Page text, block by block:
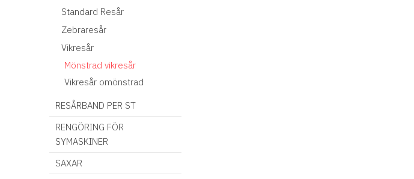
Standard Resår
Zebraresår
Vikresår
Mönstrad vikresår
Vikresår omönstrad
RESÅRBAND PER ST
RENGÖRING FÖR
SYMASKINER
SAXAR